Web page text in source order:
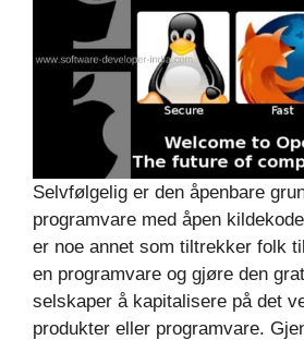
Selvfølgelig er den åpenbare
programvare med åpen
er noe annet som tiltrekker folk
en programvare og gjøre den
selskaper å kapitalisere på det
produkter eller programvare.